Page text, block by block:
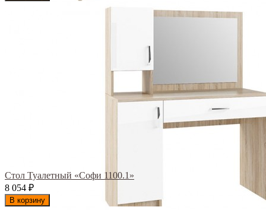
Стол Туалетный «Софи 1100.1»
8 054 ₽
В корзину